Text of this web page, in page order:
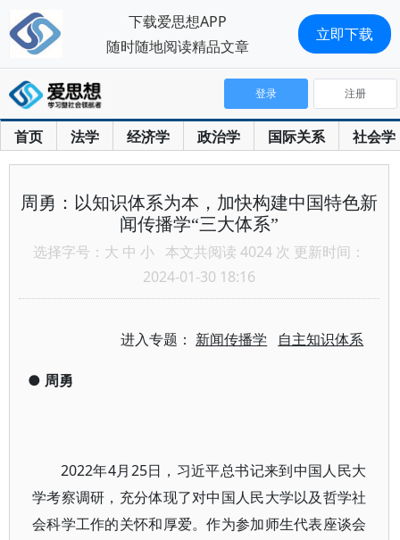
首页 法学 经济学 政治学 国际关系 社会学
登录 注册
周勇：以知识体系为本，加快构建中国特色新
闻传播学“三大体系”
选择字号： 大 中 小 本文共阅读 4024 次 更新时间：
2024-01-30 18:16
进入专题： 新闻传播学 自主知识体系
● 周勇
2022年4月25日，习近平总书记来到中国人民大
学考察调研，充分体现了对中国人民大学以及哲学社
会科学工作的关怀和厚爱。作为参加师生代表座谈会
下载爱思想APP
随时随地阅读精品文章
立即下载